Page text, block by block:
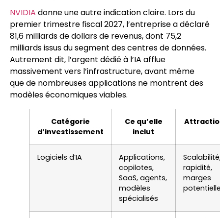
NVIDIA donne une autre indication claire. Lors du
premier trimestre fiscal 2027, l’entreprise a déclaré
81,6 milliards de dollars de revenus, dont 75,2
milliards issus du segment des centres de données.
Autrement dit, l’argent dédié à l’IA afflue
massivement vers l’infrastructure, avant même
que de nombreuses applications ne montrent des
modèles économiques viables.
Catégorie
d’investissement
Ce qu’elle
inclut
Logiciels d’IA
Applications,
copilotes,
SaaS, agents,
modèles
spécialisés
rapidité,
marges